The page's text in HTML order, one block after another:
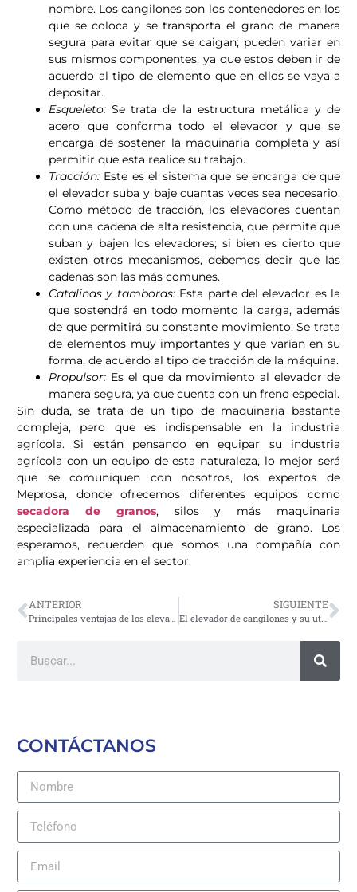
nombre. Los cangilones son los contenedores en los
que se coloca y se transporta el grano de manera
segura para evitar que se caigan; pueden variar en
sus mismos componentes, ya que estos deben ir de
acuerdo al tipo de elemento que en ellos se vaya a
depositar.
Esqueleto: Se trata de la estructura metálica y de
acero que conforma todo el elevador y que se
encarga de sostener la maquinaria completa y así
permitir que esta realice su trabajo.
Tracción: Este es el sistema que se encarga de que
el elevador suba y baje cuantas veces sea necesario.
Como método de tracción, los elevadores cuentan
con una cadena de alta resistencia, que permite que
suban y bajen los elevadores; si bien es cierto que
existen otros mecanismos, debemos decir que las
cadenas son las más comunes.
Catalinas y tamboras:Esta parte del elevador es la
que sostendrá en todo momento la carga, además
de que permitirá su constante movimiento. Se trata
de elementos muy importantes y que varían en su
forma, de acuerdo al tipo de tracción de la máquina.
Propulsor: Es el que da movimiento al elevador de
manera segura, ya que cuenta con un freno especial.
Sin duda, se trata de un tipo de maquinaria bastante
compleja, pero que es indispensable en la industria
agrícola. Si están pensando en equipar su industria
agrícola con un equipo de esta naturaleza, lo mejor será
que se comuniquen con nosotros, los expertos de
Meprosa, donde ofrecemos diferentes equipos como
secadora de granos, silos y más maquinaria
especializada para el almacenamiento de grano. Los
esperamos, recuerden que somos una compañía con
amplia experiencia en el sector.
ANTERIOR
Principales ventajas de los elevadores de cangilones
SIGUIENTE
El elevador de cangilones y su utilidad en la industria
CONTÁCTANOS